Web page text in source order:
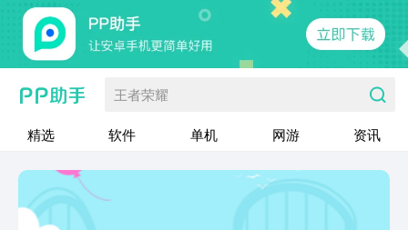
王者荣耀
精选 软件 单机 网游 资讯